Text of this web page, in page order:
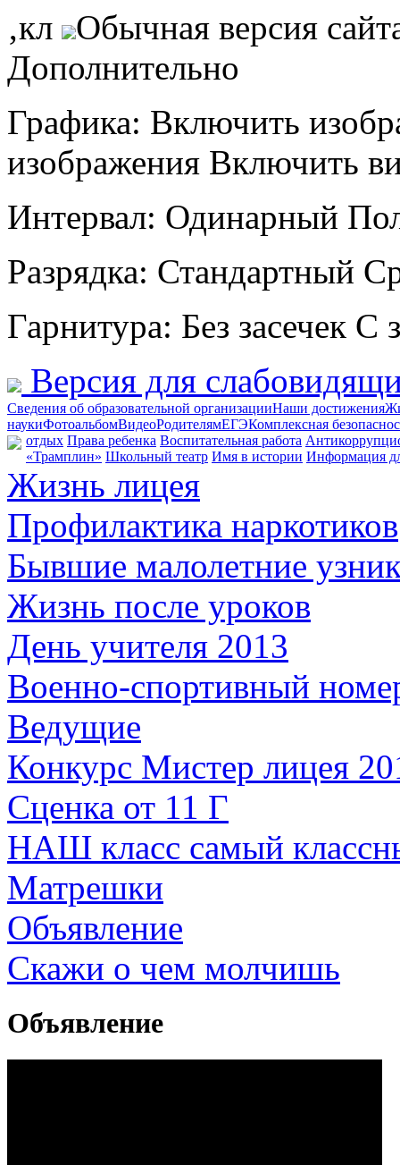
‚кл
Обычная версия
Дополнительно
Графика: Включить
изображения Включить
Интервал: Одинарный
Разрядка: Стандартный
Гарнитура: Без засечек С
Версия для
Сведения об образовательной организацииНаши достижения
наукиФотоальбомВидеоРодителямЕГЭКомплексная
отдых Права ребенка Воспитательная работа
«Трамплин» Школьный театр Имя в истории Информация
Жизнь лицея
Профилактика наркотиков
Бывшие малолетние
Жизнь после уроков
День учителя 2013
Военно-спортивный
Ведущие
Конкурс Мистер лицея
Сценка от 11 Г
НАШ класс самый
Матрешки
Объявление
Скажи о чем молчишь
Объявление